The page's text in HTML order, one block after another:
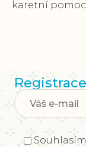
karetní